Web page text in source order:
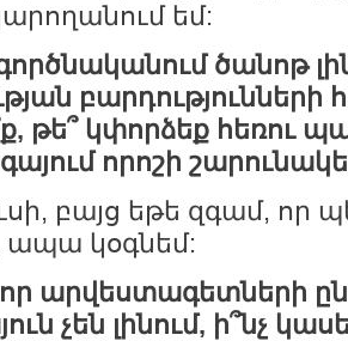
եմ:
գործնականում ծանոթ
բարդությունների
թե՞ կփորձեք հեռու
որոշի
բայց եթե զգամ, որ
ապա կօգնեմ:
արվեստագետների
չեն լինում, ի՞նչ